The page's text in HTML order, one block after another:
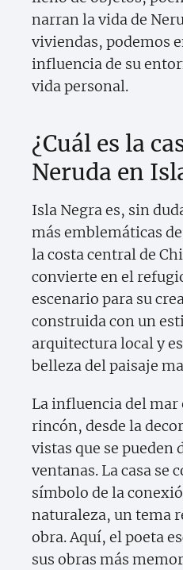
narran la vida de
viviendas, podemos
influencia de su
vida personal.
¿Cuál es la
Neruda en
Isla Negra es, sin
más emblemáticas
la costa central de
convierte en el
escenario para su
construida con un
arquitectura local y
belleza del paisaje
La influencia del mar
rincón, desde la
vistas que se pueden
ventanas. La casa se
símbolo de la
naturaleza, un tema
obra. Aquí, el poeta
sus obras más